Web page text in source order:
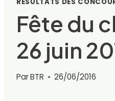
Fête du
26 juin
ParBTR 26/06/2016